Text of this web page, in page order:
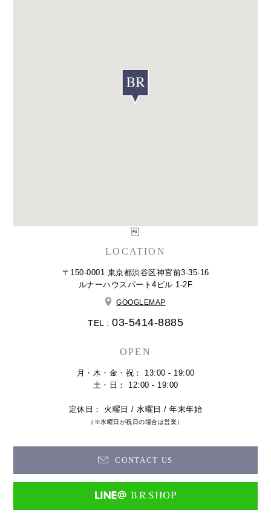
LOCATION
〒150-0001 東京都渋谷区神宮前3-35-16
ルナーハウスパート4ビル 1-2F
GOOGLEMAP
TEL : 03-5414-8885
OPEN
月・木・金・祝： 13:00 - 19:00
土・日： 12:00 - 19:00
定休日： 火曜日 / 水曜日 / 年末年始
（※水曜日が祝日の場合は営業）
CONTACT US